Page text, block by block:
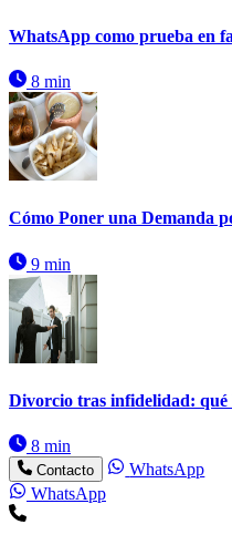
WhatsApp como prueba en
8 min
Cómo Poner una Demanda
9 min
Divorcio tras infidelidad: qué
8 min
Contacto
WhatsApp
WhatsApp